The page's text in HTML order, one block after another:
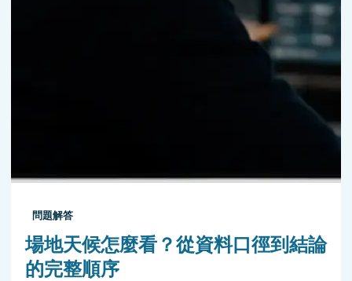
問題解答
場地天候怎麼看？從資料口徑到結論
的完整順序